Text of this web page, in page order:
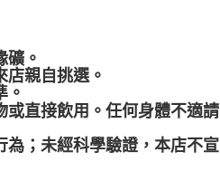
礦。
親自挑選。
。
或直接飲用。任何身體不適請
為；未經科學驗證，本店不宣